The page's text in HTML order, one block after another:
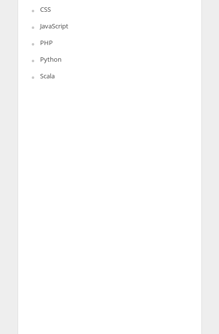
CSS
JavaScript
PHP
Python
Scala